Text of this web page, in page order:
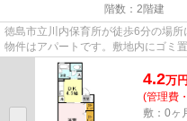
階数：2階建
徳島市立川内保育所が徒歩6分の場
物件はアパートです。敷地内にゴミ
無く、短時間でごみ出しを終え...
4.2万円
(管理費
敷：0ヶ